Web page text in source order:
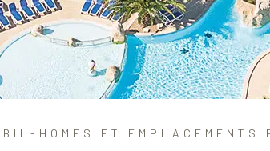
HOMES ET EMPLACEMENTS